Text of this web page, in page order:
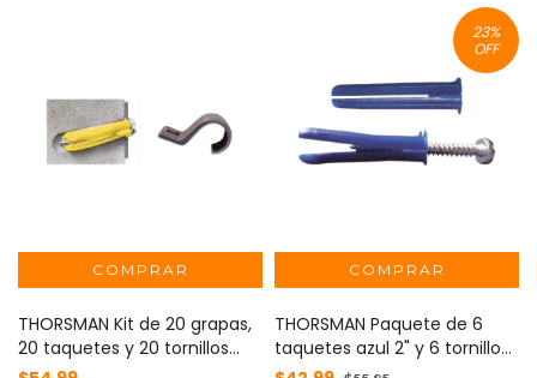
THORSMAN Kit de 20 grapas,
20 taquetes y 20 tornillos
para sujetar conductores
23%
OFF
THORSMAN Paquete de 6
taquetes azul 2" y 6 tornillos
12mm x 2" (1105-05002)